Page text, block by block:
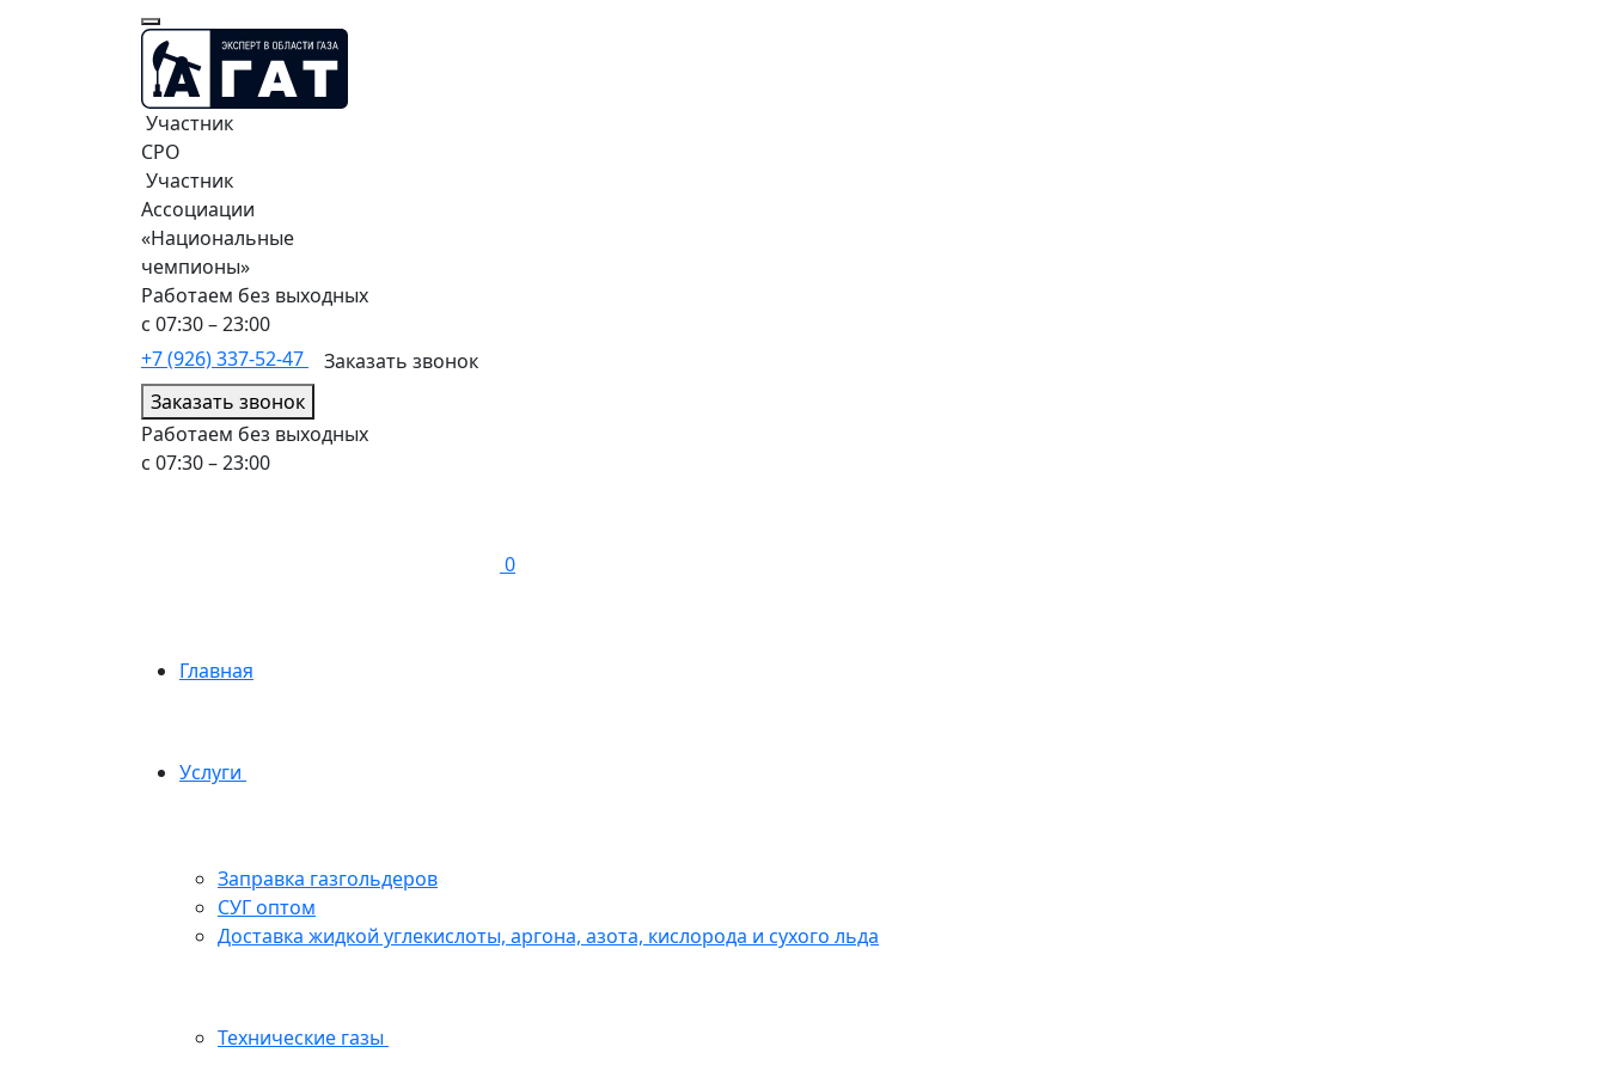
Участник
СРО
Участник
Ассоциации
«Национальные
чемпионы»
Работаем без выходных
с 07:30 – 23:00
+7 (926) 337-52-47
Заказать звонок
Заказать звонок
Работаем без выходных
с 07:30 – 23:00
0
Главная
Услуги
Заправка газгольдеров
СУГ оптом
Доставка жидкой углекислоты, аргона, азота, кислорода и сухого льда
Технические газы